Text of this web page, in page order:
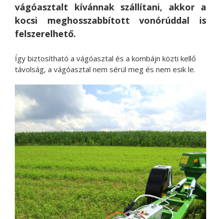
vágóasztalt kívánnak szállítani, akkor a
kocsi meghosszabbított vonórúddal is
felszerelhető.
Így biztosítható a vágóasztal és a kombájn közti kellő
távolság, a vágóasztal nem sérül meg és nem esik le.